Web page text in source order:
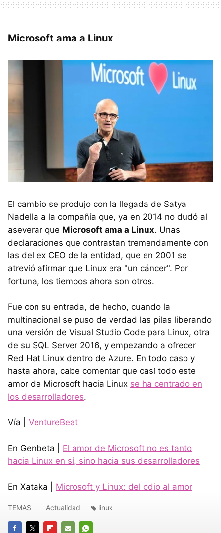
Microsoft ama a Linux
El cambio se produjo con la llegada de Satya
Nadella a la compañía que, ya en 2014 no dudó al
aseverar que Microsoft ama a Linux. Unas
declaraciones que contrastan tremendamente con
las del ex CEO de la entidad, que en 2001 se
atrevió afirmar que Linux era "un cáncer". Por
fortuna, los tiempos ahora son otros.
Fue con su entrada, de hecho, cuando la
multinacional se puso de verdad las pilas liberando
una versión de Visual Studio Code para Linux, otra
de su SQL Server 2016, y empezando a ofrecer
Red Hat Linux dentro de Azure. En todo caso y
hasta ahora, cabe comentar que casi todo este
amor de Microsoft hacia Linux se ha centrado en
los desarrolladores.
Vía | VentureBeat
En Genbeta | El amor de Microsoft no es tanto
hacia Linux en sí, sino hacia sus desarrolladores
En Xataka | Microsoft y Linux: del odio al amor
TEMAS Actualidad linux